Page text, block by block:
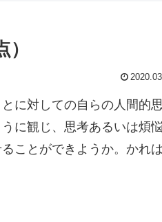
に対しての自らの人間的
に観じ、思考あるいは煩
ことができようか。かれ